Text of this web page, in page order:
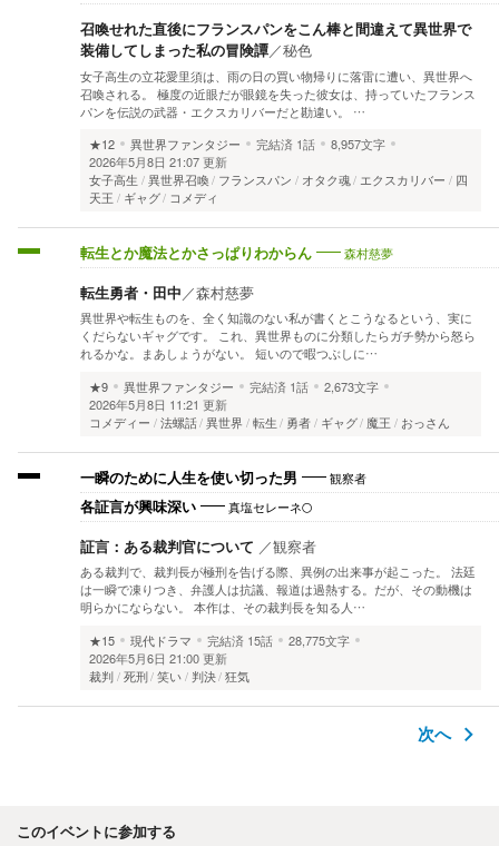
召喚せれた直後にフランスパンをこん棒と間違えて異世界で
装備してしまった私の冒険譚／秘色
女子高生の立花愛里須は、雨の日の買い物帰りに落雷に遭い、異世界へ
召喚される。 極度の近眼だが眼鏡を失った彼女は、持っていたフランス
パンを伝説の武器・エクスカリバーだと勘違い。 …
★12
異世界ファンタジー 完結済 1話
8,957文字
2026年5月8日 21:07 更新
女子高生
異世界召喚 フランスパン オタク魂 エクスカリバー
四
天王
ギャグ コメディ
転生とか魔法とかさっぱりわからん 森村慈夢
転生勇者・田中／森村慈夢
異世界や転生ものを、全く知識のない私が書くとこうなるという、実に
くだらないギャグです。 これ、異世界ものに分類したらガチ勢から怒ら
れるかな。まあしょうがない。 短いので暇つぶしに…
★9
異世界ファンタジー 完結済 1話
2,673文字
2026年5月8日 11:21 更新
コメディー
法螺話 異世界 転生 勇者 ギャグ 魔王 おっさん
一瞬のために人生を使い切った男 観察者
各証言が興味深い 真塩セレーネ🌕️
証言：ある裁判官について ／観察者
ある裁判で、裁判長が極刑を告げる際、異例の出来事が起こった。 法廷
は一瞬で凍りつき、弁護人は抗議、報道は過熱する。だが、その動機は
明らかにならない。 本作は、その裁判長を知る人…
★15
現代ドラマ 完結済 15話
28,775文字
2026年5月6日 21:00 更新
裁判 死刑 笑い 判決 狂気
次へ
このイベントに参加する